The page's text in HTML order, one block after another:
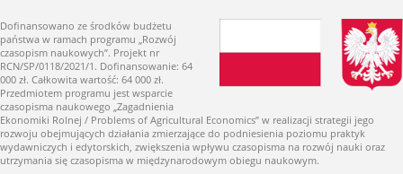
Dofinansowano ze środków budżetu
państwa w ramach programu „Rozwój
czasopism naukowych”. Projekt nr
RCN/SP/0118/2021/1. Dofinansowanie: 64
000 zł. Całkowita wartość: 64 000 zł.
Przedmiotem programu jest wsparcie
czasopisma naukowego „Zagadnienia
Ekonomiki Rolnej / Problems of Agricultural Economics” w realizacji strategii jego
rozwoju obejmujących działania zmierzające do podniesienia poziomu praktyk
wydawniczych i edytorskich, zwiększenia wpływu czasopisma na rozwój nauki oraz
utrzymania się czasopisma w międzynarodowym obiegu naukowym.